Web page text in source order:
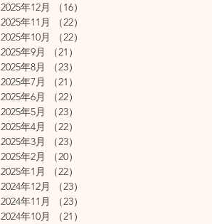
2025年12月
（16）
2025年11月
（22）
2025年10月
（22）
2025年9月
（21）
2025年8月
（23）
2025年7月
（21）
2025年6月
（22）
2025年5月
（23）
2025年4月
（22）
2025年3月
（23）
2025年2月
（20）
2025年1月
（22）
2024年12月
（23）
2024年11月
（23）
2024年10月
（21）